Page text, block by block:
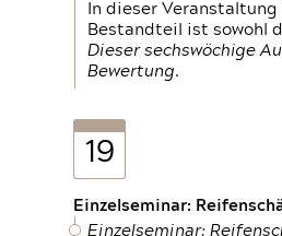
In dieser
Bestandteil ist sowohl
Dieser sechswöchige
Bewertung.
19
Einzelseminar:
Einzelseminar: